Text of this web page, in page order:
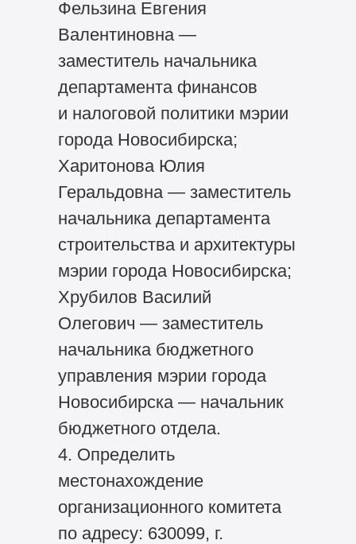
Фельзина Евгения
Валентиновна —
заместитель начальника
департамента финансов
и налоговой политики мэрии
города Новосибирска;
Харитонова Юлия
Геральдовна — заместитель
начальника департамента
строительства и архитектуры
мэрии города Новосибирска;
Хрубилов Василий
Олегович — заместитель
начальника бюджетного
управления мэрии города
Новосибирска — начальник
бюджетного отдела.
4. Определить
местонахождение
организационного комитета
по адресу: 630099, г.